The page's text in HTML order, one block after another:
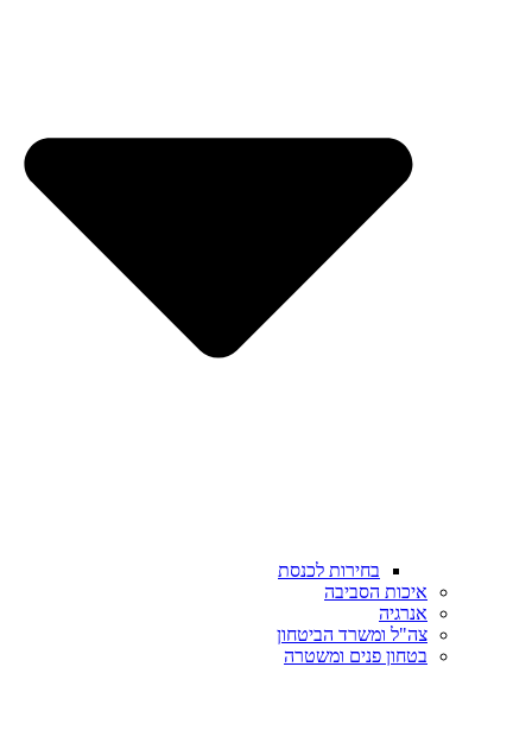
בחירות לכנסת
איכות הסביבה
אנרגיה
צה"ל ומשרד הביטחון
בטחון פנים ומשטרה